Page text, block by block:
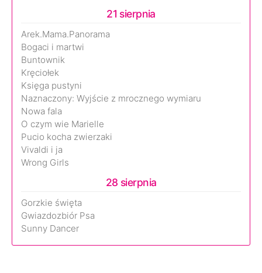
21 sierpnia
Arek.Mama.Panorama
Bogaci i martwi
Buntownik
Kręciołek
Księga pustyni
Naznaczony: Wyjście z mrocznego wymiaru
Nowa fala
O czym wie Marielle
Pucio kocha zwierzaki
Vivaldi i ja
Wrong Girls
28 sierpnia
Gorzkie święta
Gwiazdozbiór Psa
Sunny Dancer